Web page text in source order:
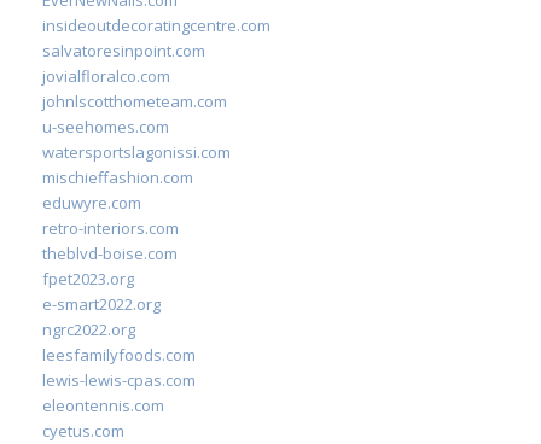
insideoutdecoratingcentre.com
salvatoresinpoint.com
jovialfloralco.com
johnlscotthometeam.com
u-seehomes.com
watersportslagonissi.com
mischieffashion.com
eduwyre.com
retro-interiors.com
theblvd-boise.com
fpet2023.org
e-smart2022.org
ngrc2022.org
leesfamilyfoods.com
lewis-lewis-cpas.com
eleontennis.com
cyetus.com